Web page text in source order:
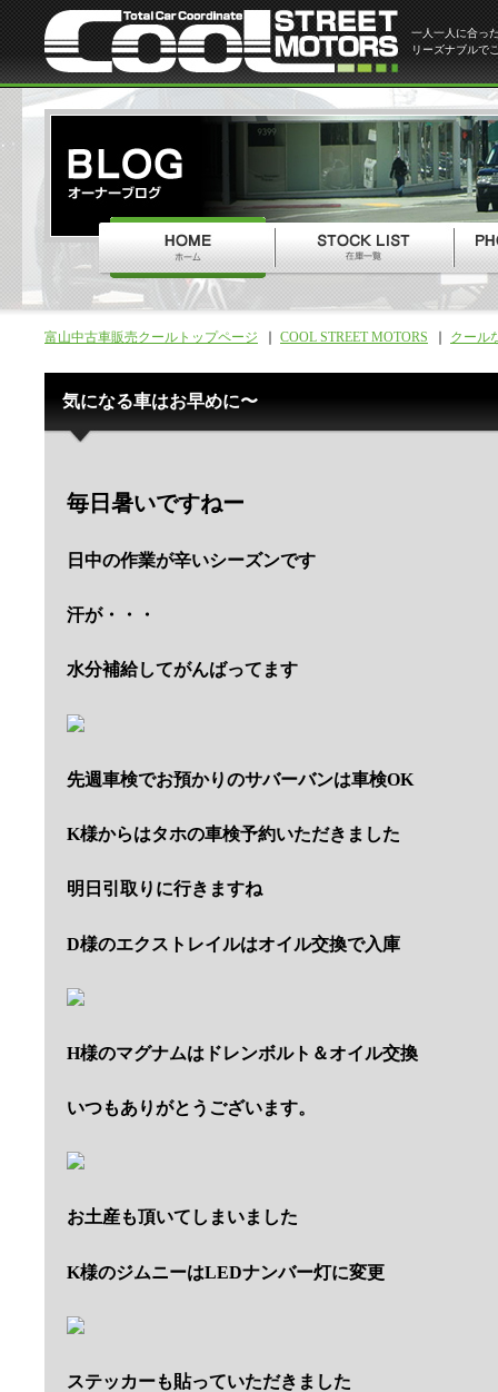
一人一人に合っ
リーズナブルで
富山中古車販売クールトップページ COOL STREET MOTORS クール
気になる車はお早めに〜
毎日暑いですねー
日中の作業が辛いシーズンです
汗が・・・
水分補給してがんばってます
先週車検でお預かりのサバーバンは車検OK
K様からはタホの車検予約いただきました
明日引取りに行きますね
D様のエクストレイルはオイル交換で入庫
H様のマグナムはドレンボルト＆オイル交換
いつもありがとうございます。
お土産も頂いてしまいました
K様のジムニーはLEDナンバー灯に変更
ステッカーも貼っていただきました